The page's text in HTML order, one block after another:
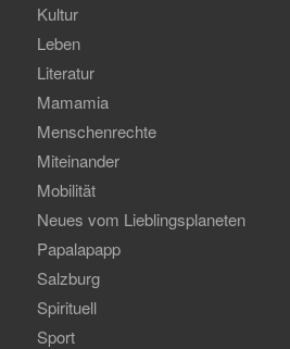
Kultur
Leben
Literatur
Mamamia
Menschenrechte
Miteinander
Mobilität
Neues vom Lieblingsplaneten
Papalapapp
Salzburg
Spirituell
Sport